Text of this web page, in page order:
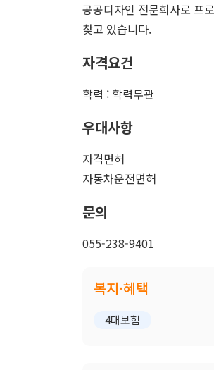
공공디자인 전문회사로 프
찾고 있습니다.
자격요건
학력 : 학력무관
우대사항
자격면허
자동차운전면허
문의
055-238-9401
복지·혜택
4대보험